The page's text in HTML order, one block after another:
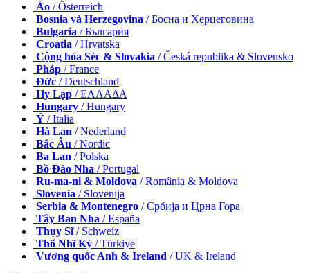
Áo / Österreich
Bosnia và Herzegovina / Босна и Херцеговина
Bulgaria / България
Croatia / Hrvatska
Cộng hòa Séc & Slovakia / Česká republika & Slovensko
Pháp / France
Đức / Deutschland
Hy Lạp / ΕΛΛΑΔΑ
Hungary / Hungary
Ý / Italia
Hà Lan / Nederland
Bắc Âu / Nordic
Ba Lan / Polska
Bồ Đào Nha / Portugal
Ru-ma-ni & Moldova / România & Moldova
Slovenia / Slovenija
Serbia & Montenegro / Србија и Црна Гора
Tây Ban Nha / España
Thụy Sĩ/ Schweiz
Thổ Nhĩ Kỳ / Türkiye
Vương quốc Anh & Ireland / UK & Ireland